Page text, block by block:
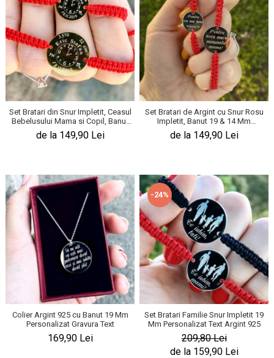
Set Bratari din Snur Impletit, Ceasul
Bebelusului Mama si Copil, Banut
19 & 14 Mm Personalizat Gravura
Argint 925
de la 149,90 Lei
Set Bratari de Argint cu Snur Rosu
Impletit, Banut 19 & 14 Mm
Personalizat Gravura Text Argint
925
de la 149,90 Lei
Colier Argint 925 cu Banut 19 Mm
Personalizat Gravura Text
169,90 Lei
-24%
Set Bratari Familie Snur Impletit 19
Mm Personalizat Text Argint 925
209,80 Lei
de la 159,90 Lei